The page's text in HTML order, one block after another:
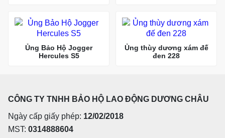
Ủng Bảo Hộ Jogger
Hercules S5
Ủng thùy dương xám đế
đen 228
CÔNG TY TNHH BẢO HỘ LAO ĐỘNG DƯƠNG CHÂU
Ngày cấp giấy phép: 12/02/2018
MST: 0314888604